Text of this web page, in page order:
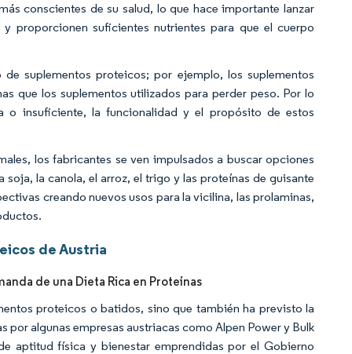
conscientes de su salud, lo que hace importante lanzar
proporcionen suficientes nutrientes para que el cuerpo
suplementos proteicos; por ejemplo, los suplementos
que los suplementos utilizados para perder peso. Por lo
insuficiente, la funcionalidad y el propósito de estos
los fabricantes se ven impulsados a buscar opciones
la canola, el arroz, el trigo y las proteínas de guisante
creando nuevos usos para la vicilina, las prolaminas,
de Austria
de una Dieta Rica en Proteínas
proteicos o batidos, sino que también ha previsto la
algunas empresas austriacas como Alpen Power y Bulk
aptitud física y bienestar emprendidas por el Gobierno